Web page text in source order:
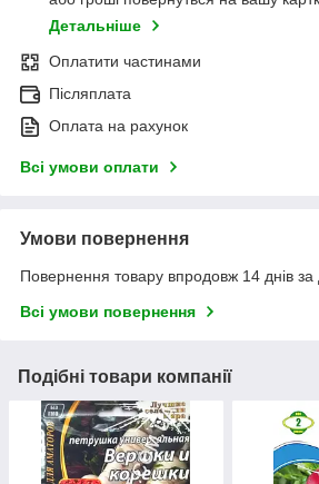
Детальніше
Оплатити частинами
Післяплата
Оплата на рахунок
Всі умови оплати
Умови повернення
Повернення товару впродовж 14 днів за
Всі умови повернення
Подібні товари компанії